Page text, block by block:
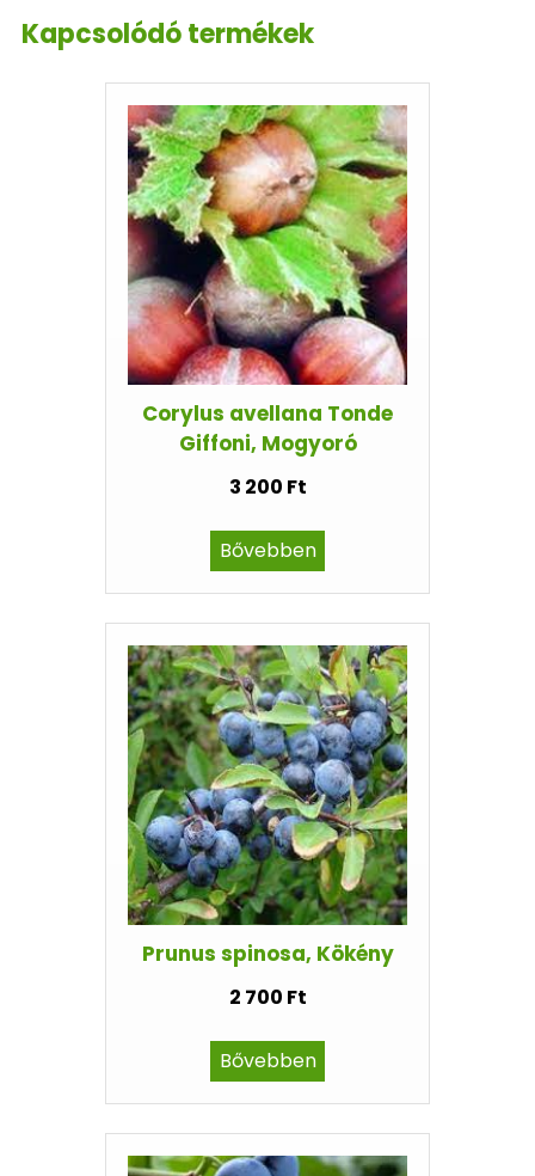
Kapcsolódó termékek
Corylus avellana Tonde
Giffoni, Mogyoró
3 200 Ft
Bővebben
Prunus spinosa, Kökény
2 700 Ft
Bővebben